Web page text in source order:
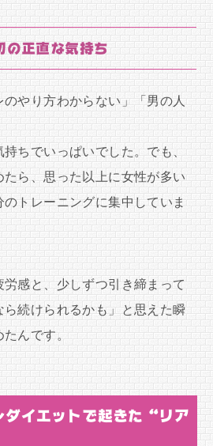
の正直な気持ち
のやり方わからない」「男の人
ちでいっぱいでした。でも、
たら、思った以上に女性が多い
トレーニングに集中していま
感と、少しずつ引き締まって
続けられるかも」と思えた瞬
んです。
ダイエットで起きた“リア